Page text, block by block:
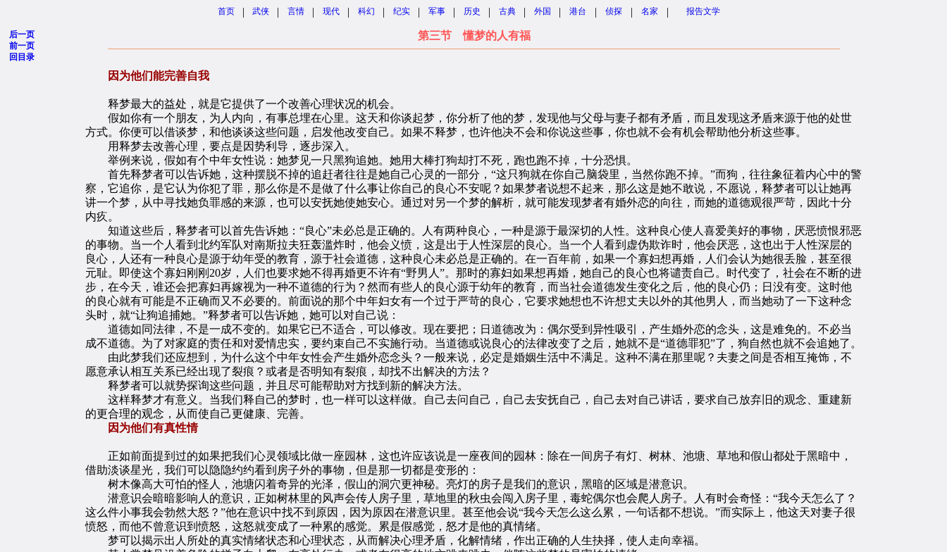
首页 | 武侠 | 言情 | 现代 | 科幻 | 纪实 | 军事 | 历史 | 古典 | 外国 | 港台 | 侦探 | 名家 | 报告文学
后一页
前一页
回目录
第三节 懂梦的人有福
因为他们能完善自我
释梦最大的益处，就是它提供了一个改善心理状况的机会。
假如你有一个朋友，为人内向，有事总埋在心里。这天和你谈起梦，你分析了他的梦，发现他与父母与妻子都有矛盾，而且发现这矛盾来源于他的处世
方式。你便可以借谈梦，和他谈谈这些问题，启发他改变自己。如果不释梦，也许他决不会和你说这些事，你也就不会有机会帮助他分析这些事。
用释梦去改善心理，要点是因势利导，逐步深入。
举例来说，假如有个中年女性说：她梦见一只黑狗追她。她用大棒打狗却打不死，跑也跑不掉，十分恐惧。
首先释梦者可以告诉她，这种摆脱不掉的追赶者往往是她自己心灵的一部分，“这只狗就在你自己脑袋里，当然你跑不掉。”而狗，往往象征着内心中的警
察，它追你，是它认为你犯了罪，那么你是不是做了什么事让你自己的良心不安呢？如果梦者说想不起来，那么这是她不敢说，不愿说，释梦者可以让她再
讲一个梦，从中寻找她负罪感的来源，也可以安抚她使她安心。通过对另一个梦的解析，就可能发现梦者有婚外恋的向往，而她的道德观很严苛，因此十分
内疚。
知道这些后，释梦者可以首先告诉她：“良心”未必总是正确的。人有两种良心，一种是源于最深切的人性。这种良心使人喜爱美好的事物，厌恶愤恨邪恶
的事物。当一个人看到北约军队对南斯拉夫狂轰滥炸时，他会义愤，这是出于人性深层的良心。当一个人看到虚伪欺诈时，他会厌恶，这也出于人性深层的
良心，人还有一种良心是源于幼年受的教育，源于社会道德，这种良心未必总是正确的。在一百年前，如果一个寡妇想再婚，人们会认为她很丢脸，甚至很
元耻。即使这个寡妇刚刚20岁，人们也要求她不得再婚更不许有“野男人”。那时的寡妇如果想再婚，她自己的良心也将谴责自己。时代变了，社会在不断的进
步，在今天，谁还会把寡妇再嫁视为一种不道德的行为？然而有些人的良心源于幼年的教育，而当社会道德发生变化之后，他的良心仍；日没有变。这时他
的良心就有可能是不正确而又不必要的。前面说的那个中年妇女有一个过于严苛的良心，它要求她想也不许想丈夫以外的其他男人，而当她动了一下这种念
头时，就“让狗追捕她。”释梦者可以告诉她，她可以对自己说：
道德如同法律，不是一成不变的。如果它已不适合，可以修改。现在要把；日道德改为：偶尔受到异性吸引，产生婚外恋的念头，这是难免的。不必当
成不道德。为了对家庭的责任和对爱情忠实，要约束自己不实施行动。当道德或说良心的法律改变了之后，她就不是“道德罪犯”了，狗自然也就不会追她了。
由此梦我们还应想到，为什么这个中年女性会产生婚外恋念头？一般来说，必定是婚姻生活中不满足。这种不满在那里呢？夫妻之间是否相互掩饰，不
愿意承认相互关系已经出现了裂痕？或者是否明知有裂痕，却找不出解决的方法？
释梦者可以就势探询这些问题，并且尽可能帮助对方找到新的解决方法。
这样释梦才有意义。当我们释自己的梦时，也一样可以这样做。自己去问自己，自己去安抚自己，自己去对自己讲话，要求自己放弃旧的观念、重建新
的更合理的观念，从而使自己更健康、完善。
因为他们有真性情
正如前面提到过的如果把我们心灵领域比做一座园林，这也许应该说是一座夜间的园林：除在一间房子有灯、树林、池塘、草地和假山都处于黑暗中，
借助淡谈星光，我们可以隐隐约约看到房子外的事物，但是那一切都是变形的：
树木像高大可怕的怪人，池塘闪着奇异的光泽，假山的洞穴更神秘。亮灯的房子是我们的意识，黑暗的区域是潜意识。
潜意识会暗暗影响人的意识，正如树林里的风声会传人房子里，草地里的秋虫会闯入房子里，毒蛇偶尔也会爬人房子。人有时会奇怪：“我今天怎么了？
这么件小事我会勃然大怒？”他在意识中找不到原因，因为原因在潜意识里。甚至他会说“我今天怎么这么累，一句话都不想说。”而实际上，他这天对妻子很
愤怒，而他不曾意识到愤怒，这怒就变成了一种累的感觉。累是假感觉，怒才是他的真情绪。
梦可以揭示出人所处的真实情绪状态和心理状态，从而解决心理矛盾，化解情绪，作出正确的人生抉择，使人走向幸福。